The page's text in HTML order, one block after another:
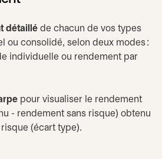
détaillé de chacun de vos types
ou consolidé, selon deux modes :
individuelle ou rendement par
pour visualiser le rendement
- rendement sans risque) obtenu
(écart type).